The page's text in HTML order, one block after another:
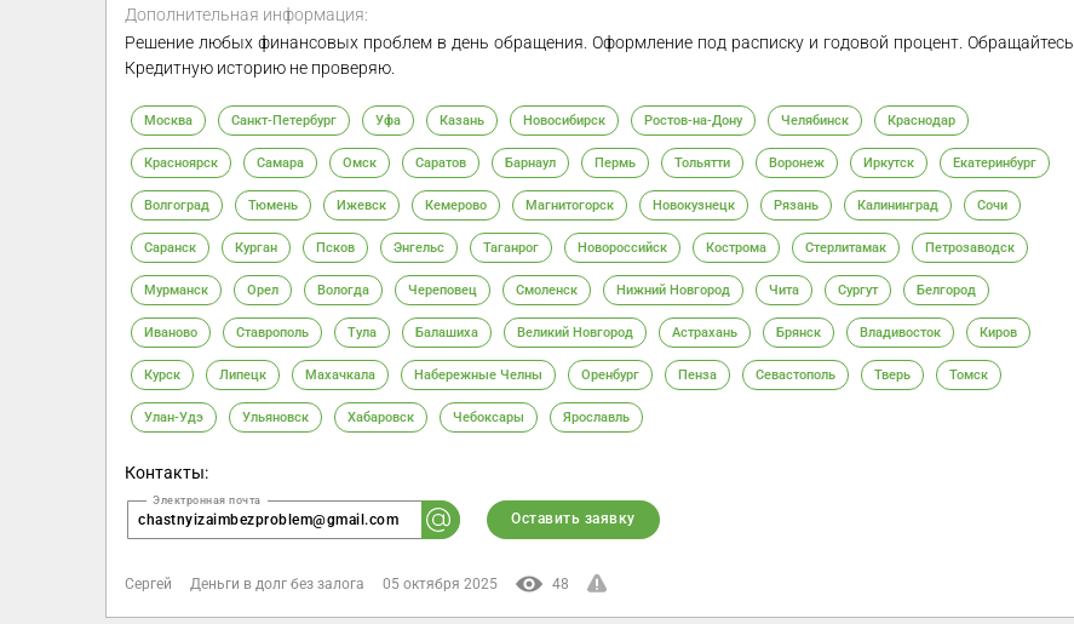
Дополнительная информация:
Решение любых финансовых проблем в день обращения. Оформление под расписку и годовой процент. Обращайтесь.
Кредитную историю не проверяю.
Москва Санкт-Петербург Уфа Казань Новосибирск Ростов-на-Дону Челябинск Краснодар
Красноярск Самара Омск Саратов Барнаул Пермь Тольятти Воронеж Иркутск Екатеринбург
Волгоград Тюмень Ижевск Кемерово Магнитогорск Новокузнецк Рязань Калининград Сочи
Саранск Курган Псков Энгельс Таганрог Новороссийск Кострома Стерлитамак Петрозаводск
Мурманск Орел Вологда Череповец Смоленск Нижний Новгород Чита Сургут Белгород
Иваново Ставрополь Тула Балашиха Великий Новгород Астрахань Брянск Владивосток Киров
Курск Липецк Махачкала Набережные Челны Оренбург Пенза Севастополь Тверь Томск
Улан-Удэ Ульяновск Хабаровск Чебоксары Ярославль
Контакты:
chastnyizaimbezproblem@gmail.com Оставить заявку
Сергей Деньги в долг без залога 05 октября 2025 48